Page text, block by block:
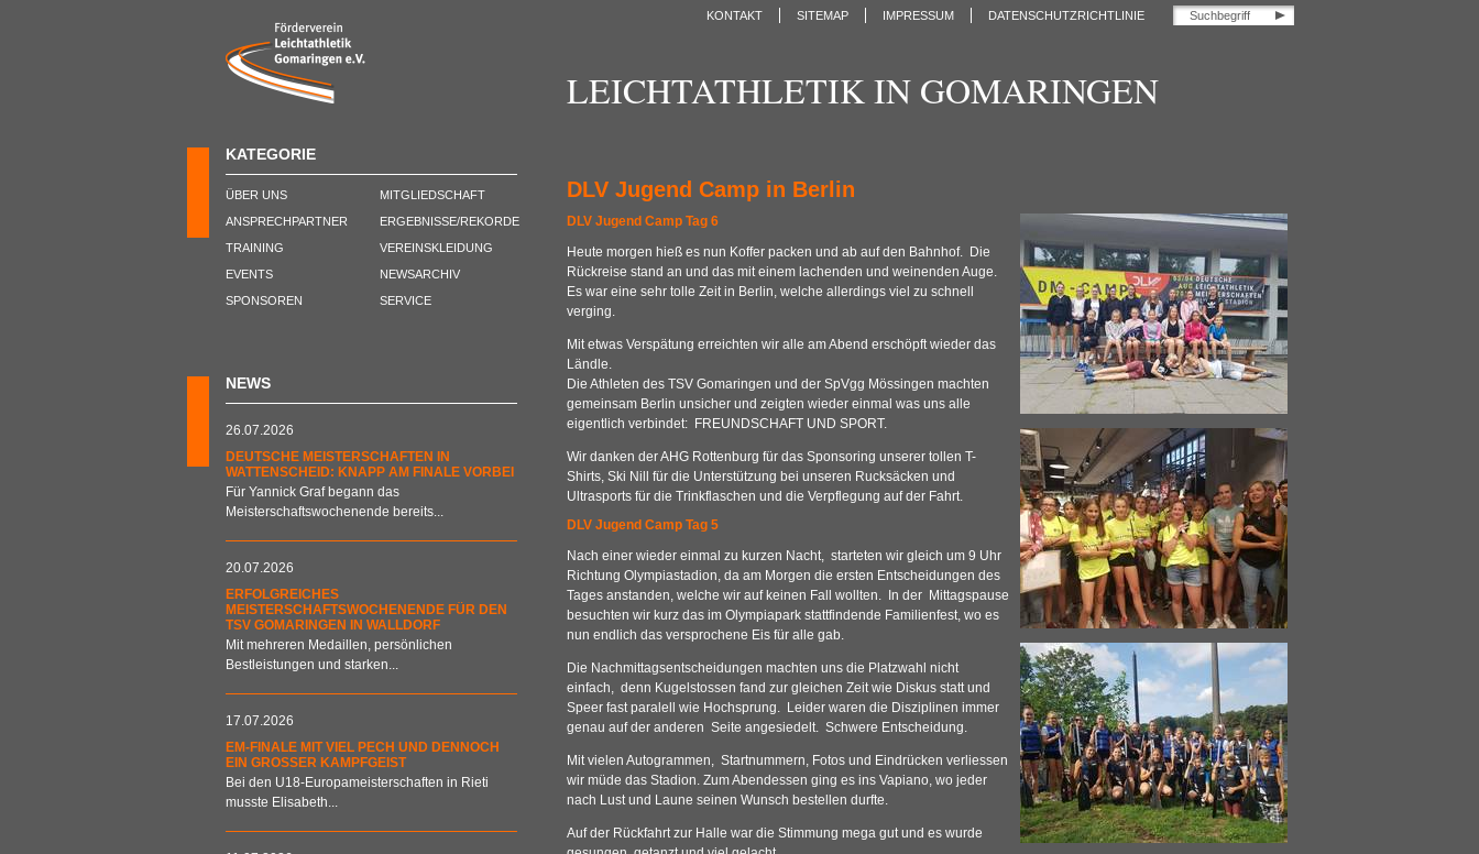
KONTAKT SITEMAP IMPRESSUM DATENSCHUTZRICHTLINIE
KATEGORIE
ÜBER UNS
ANSPRECHPARTNER
TRAINING
EVENTS
SPONSOREN
MITGLIEDSCHAFT
ERGEBNISSE/REKORDE
VEREINSKLEIDUNG
NEWSARCHIV
SERVICE
NEWS
26.07.2026
DEUTSCHE MEISTERSCHAFTEN IN
WATTENSCHEID: KNAPP AM FINALE VORBEI
Für Yannick Graf begann das
Meisterschaftswochenende bereits...
20.07.2026
ERFOLGREICHES
MEISTERSCHAFTSWOCHENENDE FÜR DEN
TSV GOMARINGEN IN WALLDORF
Mit mehreren Medaillen, persönlichen
Bestleistungen und starken...
17.07.2026
EM-FINALE MIT VIEL PECH UND DENNOCH
EIN GROSSER KAMPFGEIST
Bei den U18-Europameisterschaften in Rieti
musste Elisabeth...
LEICHTATHLETIK IN GOMARINGEN
DLV Jugend Camp in Berlin
DLV Jugend Camp Tag 6
Heute morgen hieß es nun Koffer packen und ab auf den Bahnhof. Die
Rückreise stand an und das mit einem lachenden und weinenden Auge.
Es war eine sehr tolle Zeit in Berlin, welche allerdings viel zu schnell
verging.
Mit etwas Verspätung erreichten wir alle am Abend erschöpft wieder das
Ländle.
Die Athleten des TSV Gomaringen und der SpVgg Mössingen machten
gemeinsam Berlin unsicher und zeigten wieder einmal was uns alle
eigentlich verbindet: FREUNDSCHAFT UND SPORT.
Wir danken der AHG Rottenburg für das Sponsoring unserer tollen T-
Shirts, Ski Nill für die Unterstützung bei unseren Rucksäcken und
Ultrasports für die Trinkflaschen und die Verpflegung auf der Fahrt.
DLV Jugend Camp Tag 5
Nach einer wieder einmal zu kurzen Nacht, starteten wir gleich um 9 Uhr
Richtung Olympiastadion, da am Morgen die ersten Entscheidungen des
Tages anstanden, welche wir auf keinen Fall wollten. In der Mittagspause
besuchten wir kurz das im Olympiapark stattfindende Familienfest, wo es
nun endlich das versprochene Eis für alle gab.
Die Nachmittagsentscheidungen machten uns die Platzwahl nicht
einfach, denn Kugelstossen fand zur gleichen Zeit wie Diskus statt und
Speer fast paralell wie Hochsprung. Leider waren die Disziplinen immer
genau auf der anderen Seite angesiedelt. Schwere Entscheidung.
Mit vielen Autogrammen, Startnummern, Fotos und Eindrücken verliessen
wir müde das Stadion. Zum Abendessen ging es ins Vapiano, wo jeder
nach Lust und Laune seinen Wunsch bestellen durfte.
Auf der Rückfahrt zur Halle war die Stimmung mega gut und es wurde